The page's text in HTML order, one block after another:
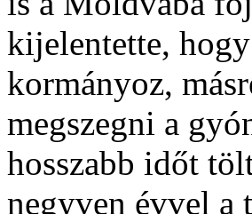
kijelentette,
kormányoz,
megszegni a
hosszabb időt
negyven évvel a